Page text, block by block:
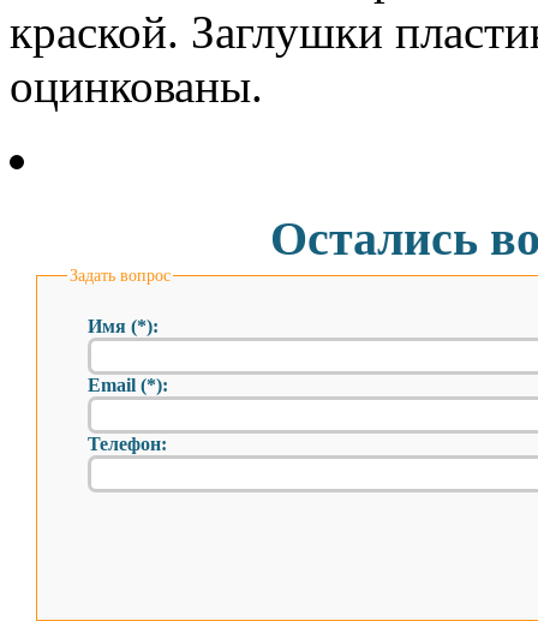
краской. Заглушки
оцинкованы.
Остались
Задать вопрос
Имя (*):
Email (*):
Телефон: